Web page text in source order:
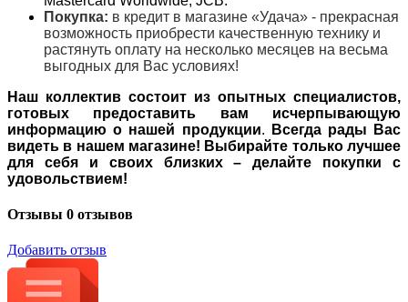
Покупка: в кредит в магазине «Удача» - прекрасная
возможность приобрести качественную технику и
растянуть оплату на несколько месяцев на весьма
выгодных для Вас условиях!
Наш коллектив состоит из опытных специалистов,
готовых предоставить вам исчерпывающую
информацию о нашей продукции.
Всегда рады Вас
видеть в нашем магазине! Выбирайте только лучшее
для себя и своих близких – делайте покупки с
удовольствием!
Отзывы 0 отзывов
Добавить отзыв